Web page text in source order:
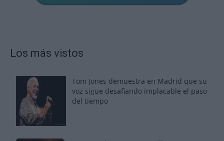
Los más vistos
Tom Jones demuestra en Madrid que su
voz sigue desafiando implacable el paso
del tiempo